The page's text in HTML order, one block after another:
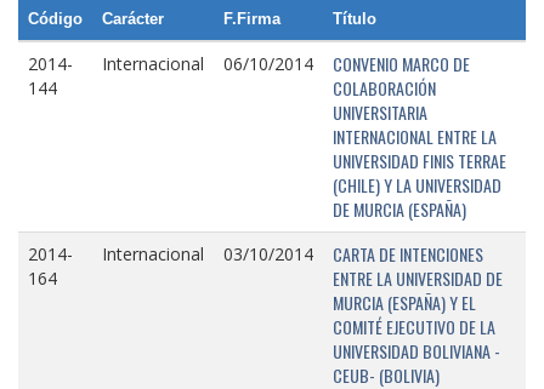
Código Carácter F.Firma Título
2014-
144
Internacional 06/10/2014
CONVENIO MARCO DE
COLABORACIÓN
UNIVERSITARIA
INTERNACIONAL ENTRE LA
UNIVERSIDAD FINIS TERRAE
(CHILE) Y LA UNIVERSIDAD
DE MURCIA (ESPAÑA)
2014-
164
Internacional 03/10/2014
CARTA DE INTENCIONES
ENTRE LA UNIVERSIDAD DE
MURCIA (ESPAÑA) Y EL
COMITÉ EJECUTIVO DE LA
UNIVERSIDAD BOLIVIANA -
CEUB- (BOLIVIA)